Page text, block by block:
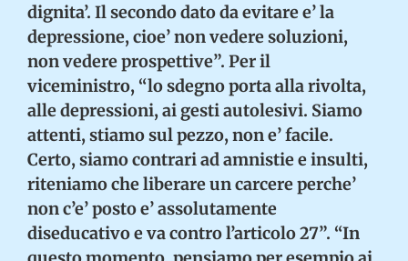
dignita’. Il secondo dato da evitare e’ la
depressione, cioe’ non vedere soluzioni,
non vedere prospettive”. Per il
viceministro, “lo sdegno porta alla rivolta,
alle depressioni, ai gesti autolesivi. Siamo
attenti, stiamo sul pezzo, non e’ facile.
Certo, siamo contrari ad amnistie e insulti,
riteniamo che liberare un carcere perche’
non c’e’ posto e’ assolutamente
diseducativo e va contro l’articolo 27”. “In